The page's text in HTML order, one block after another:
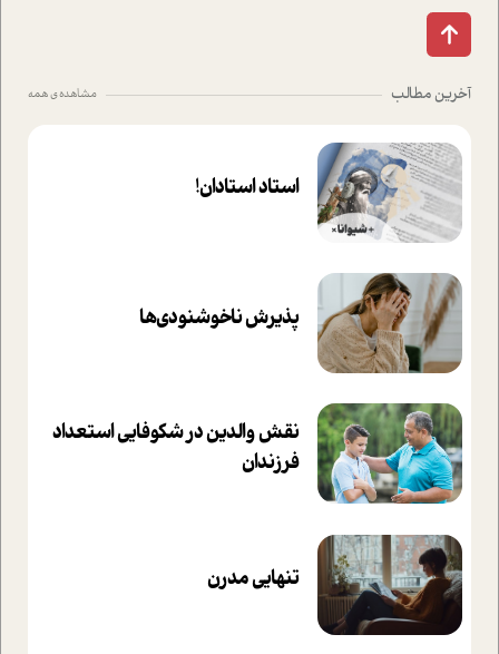
آخرین مطالب مشاهده ی همه
استاد استادان!
پذیرش ناخوشنودی‌ها
نقش والدین در شکوفا‌یی ا‌ستعداد
فرزندان‌
تنهایی مدرن